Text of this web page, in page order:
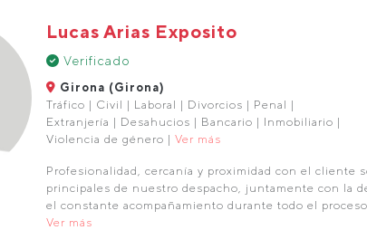
Lucas Arias Exposito
Verificado
Girona (Girona)
Tráfico | Civil | Laboral | Divorcios | Penal |
Extranjería | Desahucios | Bancario | Inmobiliario |
Violencia de género | Ver más
Profesionalidad, cercanía y proximidad con el cliente
principales de nuestro despacho, juntamente con la
el constante acompañamiento durante todo el
Ver más